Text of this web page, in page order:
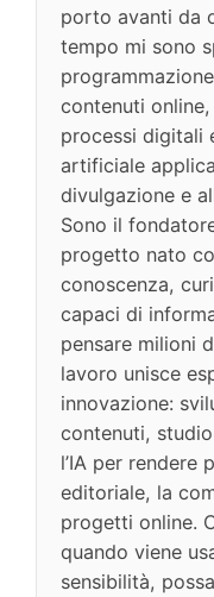
porto avanti da
tempo mi sono
contenuti online,
processi digitali
artificiale
divulgazione e
Sono il
progetto nato
conoscenza,
capaci di
pensare milioni
lavoro unisce
innovazione:
contenuti,
l’IA per rendere
editoriale, la
progetti online.
quando viene
sensibilità,